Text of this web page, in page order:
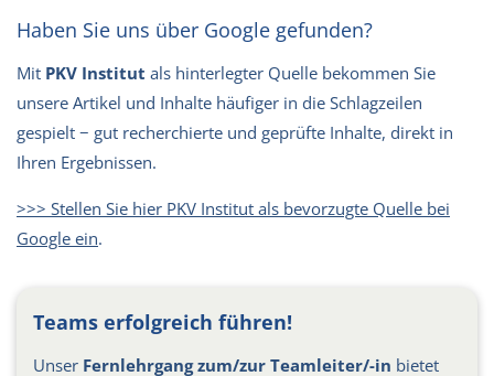
Haben Sie uns über Google gefunden?
Mit PKV Institut als hinterlegter Quelle bekommen Sie
unsere Artikel und Inhalte häufiger in die Schlagzeilen
gespielt − gut recherchierte und geprüfte Inhalte, direkt in
Ihren Ergebnissen.
>>> Stellen Sie hier PKV Institut als bevorzugte Quelle bei
Google ein.
Teams erfolgreich führen!
Unser Fernlehrgang zum/zur Teamleiter/-in bietet